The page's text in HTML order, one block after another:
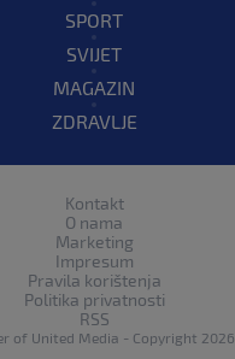
SPORT
SVIJET
MAGAZIN
ZDRAVLJE
Kontakt
O nama
Marketing
Impresum
Pravila korištenja
Politika privatnosti
RSS
of United Media - Copyright 2026